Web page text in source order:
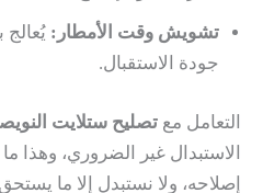
تشويش وقت الأمطار: يُعالج
جودة الاستقبال.
التعامل مع تصليح ستلايت
الاستبدال غير الضروري، وهذا
إصلاحه، ولا نستبدل إلا ما